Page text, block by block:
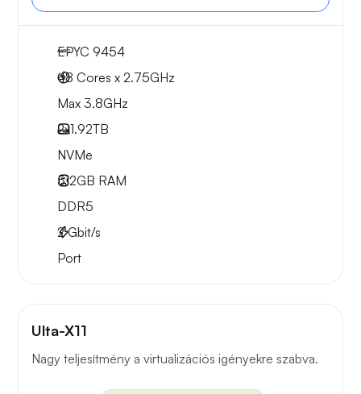
EPYC 9454
48 Cores x 2.75GHz
Max 3.8GHz
2x1.92TB
NVMe
512GB RAM
DDR5
2Gbit/s
Port
Ulta-X11
Nagy teljesítmény a virtualizációs igényekre szabva.